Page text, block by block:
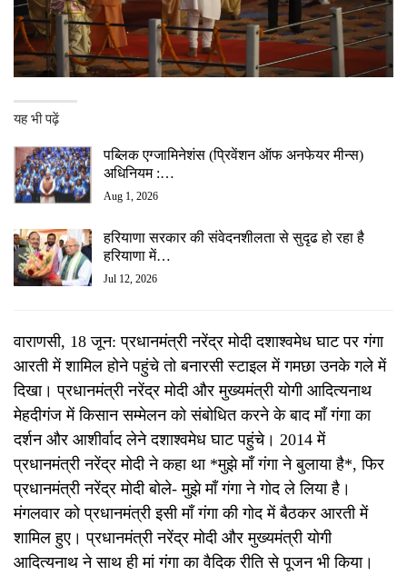
यह भी पढ़ें
पब्लिक एग्जामिनेशंस (प्रिवेंशन ऑफ अनफेयर मीन्स)
अधिनियम :…
Aug 1, 2026
हरियाणा सरकार की संवेदनशीलता से सुदृढ हो रहा है
हरियाणा में…
Jul 12, 2026
वाराणसी, 18 जून: प्रधानमंत्री नरेंद्र मोदी दशाश्वमेध घाट पर गंगा
आरती में शामिल होने पहुंचे तो बनारसी स्टाइल में गमछा उनके गले में
दिखा। प्रधानमंत्री नरेंद्र मोदी और मुख्यमंत्री योगी आदित्यनाथ
मेहदीगंज में किसान सम्मेलन को संबोधित करने के बाद माँ गंगा का
दर्शन और आशीर्वाद लेने दशाश्वमेध घाट पहुंचे। 2014 में
प्रधानमंत्री नरेंद्र मोदी ने कहा था *मुझे माँ गंगा ने बुलाया है*, फिर
प्रधानमंत्री नरेंद्र मोदी बोले- मुझे माँ गंगा ने गोद ले लिया है।
मंगलवार को प्रधानमंत्री इसी माँ गंगा की गोद में बैठकर आरती में
शामिल हुए। प्रधानमंत्री नरेंद्र मोदी और मुख्यमंत्री योगी
आदित्यनाथ ने साथ ही मां गंगा का वैदिक रीति से पूजन भी किया।